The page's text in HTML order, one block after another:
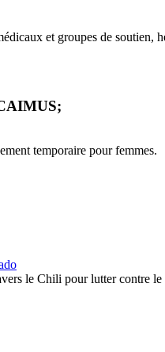
et groupes de soutien,
temporaire pour femmes.
le Chili pour lutter contre